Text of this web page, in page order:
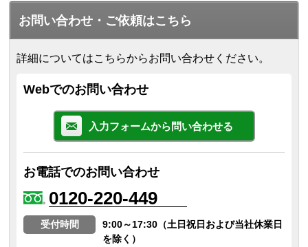
お問い合わせ・ご依頼はこちら
詳細についてはこちらからお問い合わせください。
Webでのお問い合わせ
入力フォームから問い合わせる
お電話でのお問い合わせ
0120-220-449
受付時間
9:00～17:30（土日祝日および当社休業日
を除く）